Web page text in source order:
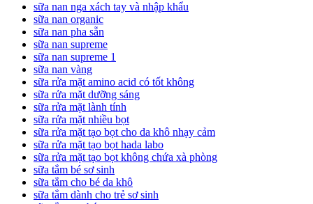
sữa nan nga xách tay và nhập khẩu
sữa nan organic
sữa nan pha sẵn
sữa nan supreme
sữa nan supreme 1
sữa nan vàng
sữa rửa mặt amino acid có tốt không
sữa rửa mặt dưỡng sáng
sữa rửa mặt lành tính
sữa rửa mặt nhiều bọt
sữa rửa mặt tạo bọt cho da khô nhạy cảm
sữa rửa mặt tạo bọt hada labo
sữa rửa mặt tạo bọt không chứa xà phòng
sữa tắm bé sơ sinh
sữa tắm cho bé da khô
sữa tắm dành cho trẻ sơ sinh